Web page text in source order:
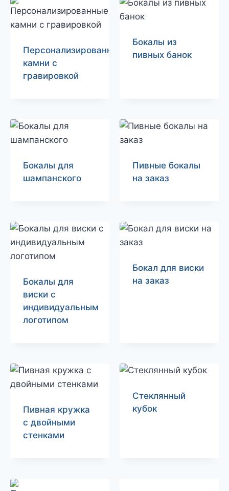
Персонализированные
камни с
гравировкой
Бокалы из
пивных банок
Бокалы для
шампанского
Пивные бокалы
на заказ
Бокалы для
виски с
индивидуальным
логотипом
Бокал для виски
на заказ
Пивная кружка
с двойными
стенками
Стеклянный
кубок